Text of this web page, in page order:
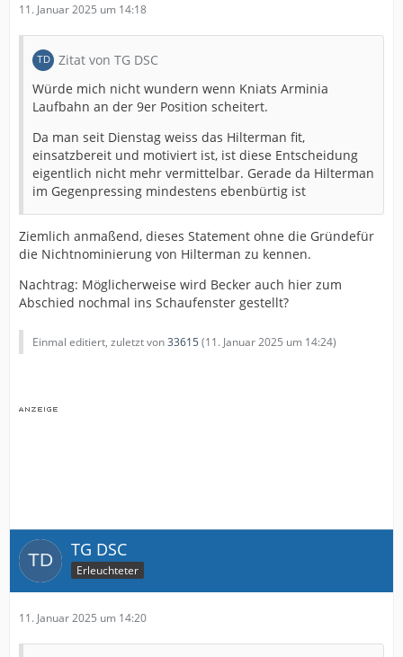
11. Januar 2025 um 14:18
Zitat von TG DSC
Würde mich nicht wundern wenn Kniats Arminia
Laufbahn an der 9er Position scheitert.
Da man seit Dienstag weiss das Hilterman fit,
einsatzbereit und motiviert ist, ist diese Entscheidung
eigentlich nicht mehr vermittelbar. Gerade da Hilterman
im Gegenpressing mindestens ebenbürtig ist
Ziemlich anmaßend, dieses Statement ohne die Gründefür
die Nichtnominierung von Hilterman zu kennen.
Nachtrag: Möglicherweise wird Becker auch hier zum
Abschied nochmal ins Schaufenster gestellt?
Einmal editiert, zuletzt von33615 (11. Januar 2025 um 14:24)
TG DSC
Erleuchteter
11. Januar 2025 um 14:20